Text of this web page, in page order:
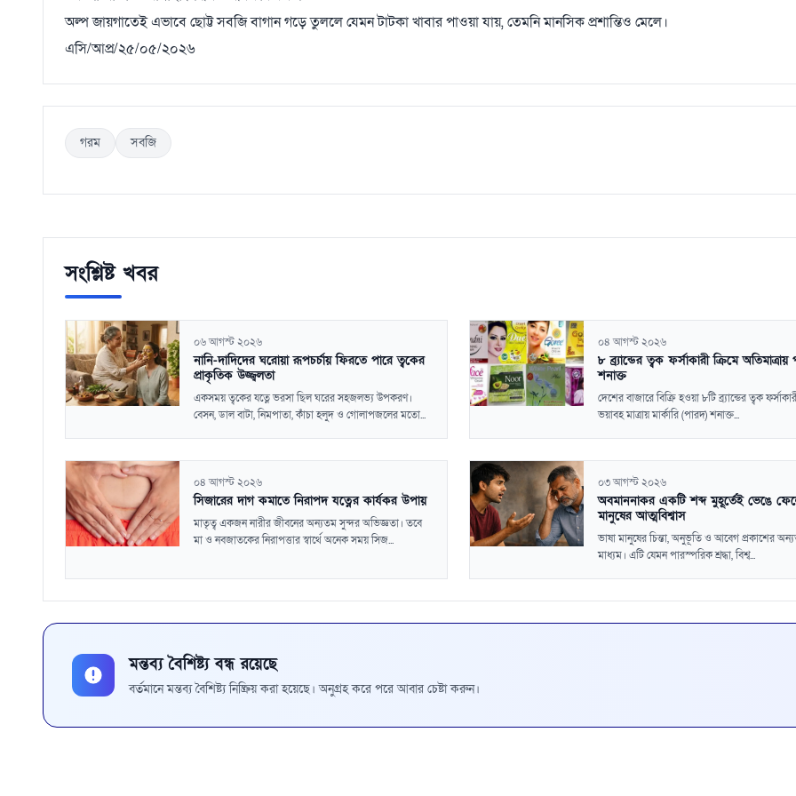
অল্প জায়গাতেই এভাবে ছোট্ট সবজি বাগান গড়ে তুললে যেমন টাটকা খাবার পাওয়া যায়, তেমনি মানসিক প্রশান্তিও মেলে।
এসি/আপ্র/২৫/০৫/২০২৬
গরম সবজি
সংশ্লিষ্ট খবর
০৬ আগস্ট ২০২৬
নানি-দাদিদের ঘরোয়া রূপচর্চায় ফিরতে পারে ত্বকের
প্রাকৃতিক উজ্জ্বলতা
একসময় ত্বকের যত্নে ভরসা ছিল ঘরের সহজলভ্য উপকরণ।
বেসন, ডাল বাটা, নিমপাতা, কাঁচা হলুদ ও গোলাপজলের মতো...
০৪ আগস্ট ২০২৬
৮ ব্র্যান্ডের ত্বক ফর্সাকারী ক্রিমে অতিমাত্রায়
শনাক্ত
দেশের বাজারে বিক্রি হওয়া ৮টি ব্র্যান্ডের ত্বক
ভয়াবহ মাত্রায় মার্কারি (পারদ) শনাক্ত...
০৪ আগস্ট ২০২৬
সিজারের দাগ কমাতে নিরাপদ যত্নের কার্যকর উপায়
মাতৃত্ব একজন নারীর জীবনের অন্যতম সুন্দর অভিজ্ঞতা। তবে
মা ও নবজাতকের নিরাপত্তার স্বার্থে অনেক সময় সিজ...
০৩ আগস্ট ২০২৬
অবমাননাকর একটি শব্দ মুহূর্তেই ভেঙে
মানুষের আত্মবিশ্বাস
ভাষা মানুষের চিন্তা, অনুভূতি ও আবেগ প্রকাশের
মাধ্যম। এটি যেমন পারস্পরিক শ্রদ্ধা, বিশ্ব...
মন্তব্য বৈশিষ্ট্য বন্ধ রয়েছে
বর্তমানে মন্তব্য বৈশিষ্ট্য নিষ্ক্রিয় করা হয়েছে। অনুগ্রহ করে পরে আবার চেষ্টা করুন।